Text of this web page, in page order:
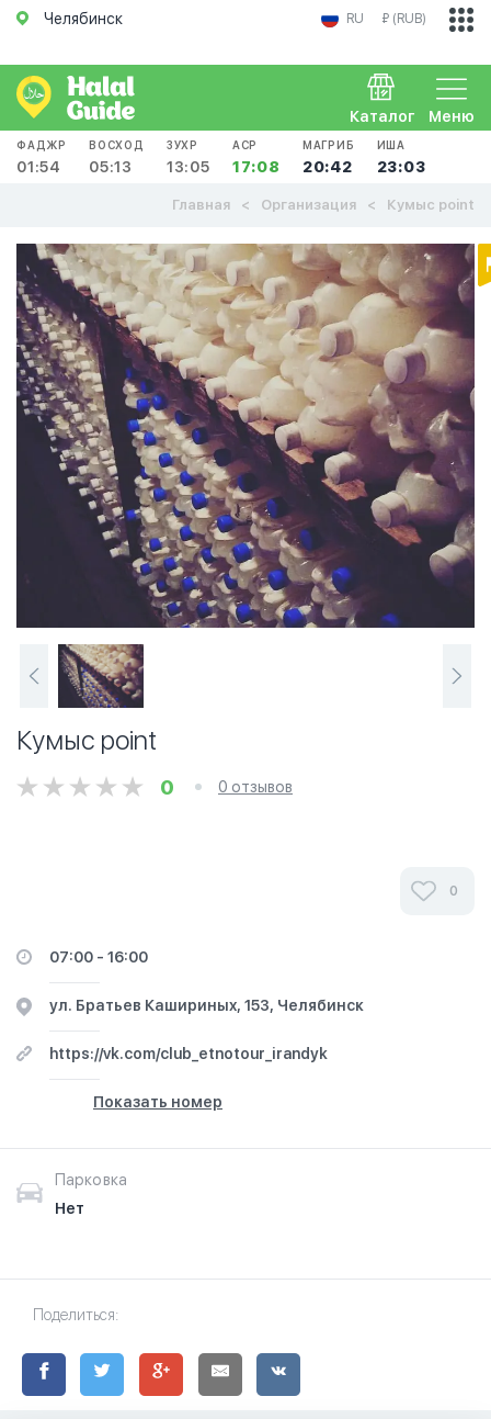
Челябинск RU ₽ (RUB)
Меню
Каталог
ФАДЖР
01:54
ВОСХОД
05:13
ЗУХР
13:05
АСР
17:08
МАГРИБ
20:42
ИША
23:03
Главная Организация Кумыс point
Кумыс point
0 0 отзывов
0
07:00 - 16:00
ул. Братьев Кашириных, 153, Челябинск
https://vk.com/club_etnotour_irandyk
Показать номер
Парковка
Нет
Поделиться: